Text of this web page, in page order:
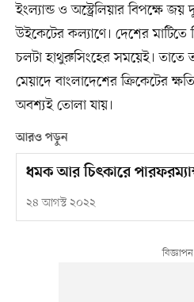
ইংল্যান্ড ও অস্ট্রেলিয়ার বিপক্ষে
উইকেটের কল্যাণে। দেশের মাটিতে
চলটা হাথুরুসিংহের সময়েই। তাতে
মেয়াদে বাংলাদেশের ক্রিকেটের
অবশ্যই তোলা যায়।
আরও পড়ুন
ধমক আর চিৎকারে
২৪ আগস্ট ২০২২